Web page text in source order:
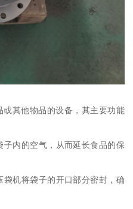
其他物品的设备，其主要功能
内的空气，从而延长食品的保
机将袋子的开口部分密封，确